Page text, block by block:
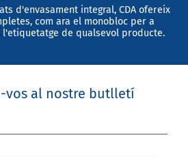
d'envasament integral, CDA ofereix
com ara el monobloc per a
de qualsevol producte.
vos al nostre butlletí